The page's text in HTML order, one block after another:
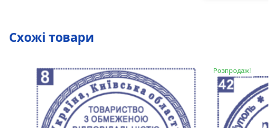
Схожі товари
Розпродаж!